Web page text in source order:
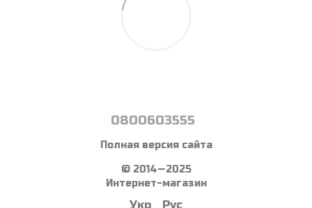
0800603555
Полная версия сайта
© 2014—2025
Интернет-магазин
Укр Рус